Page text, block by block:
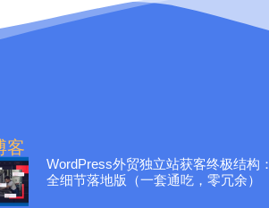
客
WordPress外贸独立站获客终极结构：
全细节落地版（一套通吃，零冗余）